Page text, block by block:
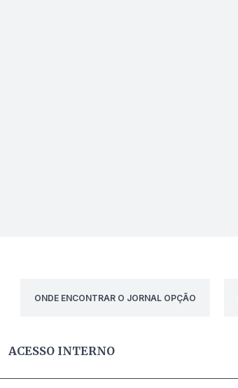
ONDE ENCONTRAR O JORNAL OPÇÃO
ACESSO INTERNO